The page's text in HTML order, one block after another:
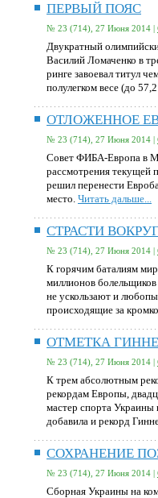
ПЕРВЫЙ ПОЯС
№ 23 (714), 27 Июня 2014 |
Двукратный
Василий Ломаченко в
ринге завоевал титул
полулегком весе (до
ОТЛОЖЕННОЕ
№ 23 (714), 27 Июня 2014 |
Совет ФИБА-Европа в
рассмотрения текущей
решил перенести
место. Читать дальше...
СТРАСТИ
№ 23 (714), 27 Июня 2014 |
К горячим баталиям
миллионов
не ускользают и
происходящие за
ОТМЕТКА
№ 23 (714), 27 Июня 2014 |
К трем абсолютным
рекордам Европы,
мастер спорта
добавила и рекорд
СОХРАНЕНИЕ
№ 23 (714), 27 Июня 2014 |
Сборная Украины на